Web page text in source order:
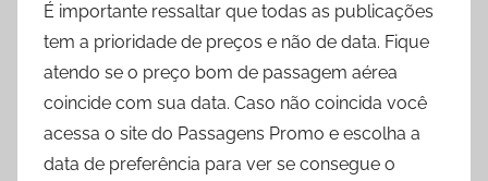
É importante ressaltar que todas as publicações
tem a prioridade de preços e não de data. Fique
atendo se o preço bom de passagem aérea
coincide com sua data. Caso não coincida você
acessa o site do Passagens Promo e escolha a
data de preferência para ver se consegue o